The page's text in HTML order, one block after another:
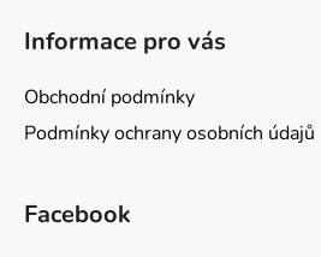
Informace pro vás
Obchodní podmínky
Podmínky ochrany osobních údajů
Facebook